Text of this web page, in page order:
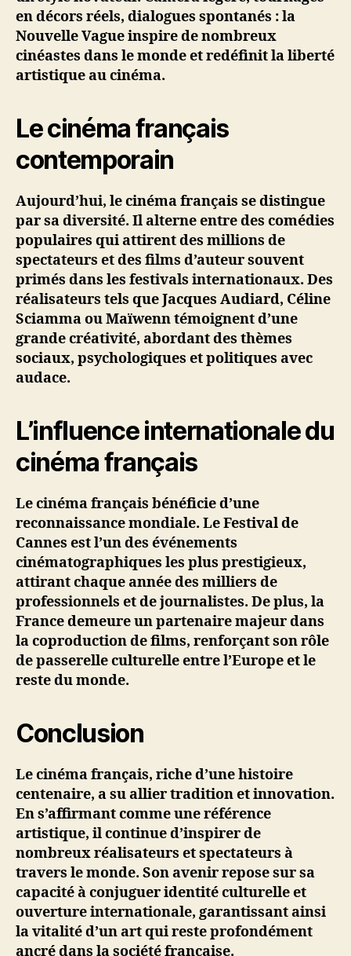
en décors réels, dialogues spontanés : la
Nouvelle Vague inspire de nombreux
cinéastes dans le monde et redéfinit la liberté
artistique au cinéma.
Le cinéma français
contemporain
Aujourd’hui, le cinéma français se distingue
par sa diversité. Il alterne entre des comédies
populaires qui attirent des millions de
spectateurs et des films d’auteur souvent
primés dans les festivals internationaux. Des
réalisateurs tels que Jacques Audiard, Céline
Sciamma ou Maïwenn témoignent d’une
grande créativité, abordant des thèmes
sociaux, psychologiques et politiques avec
audace.
L’influence internationale du
cinéma français
Le cinéma français bénéficie d’une
reconnaissance mondiale. Le Festival de
Cannes est l’un des événements
cinématographiques les plus prestigieux,
attirant chaque année des milliers de
professionnels et de journalistes. De plus, la
France demeure un partenaire majeur dans
la coproduction de films, renforçant son rôle
de passerelle culturelle entre l’Europe et le
reste du monde.
Conclusion
Le cinéma français, riche d’une histoire
centenaire, a su allier tradition et innovation.
En s’affirmant comme une référence
artistique, il continue d’inspirer de
nombreux réalisateurs et spectateurs à
travers le monde. Son avenir repose sur sa
capacité à conjuguer identité culturelle et
ouverture internationale, garantissant ainsi
la vitalité d’un art qui reste profondément
ancré dans la société française.